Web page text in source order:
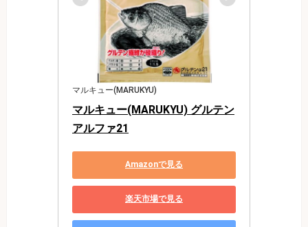
マルキュー(MARUKYU)
マルキュー(MARUKYU) グルテン
アルファ21
Amazonで見る
楽天市場で見る